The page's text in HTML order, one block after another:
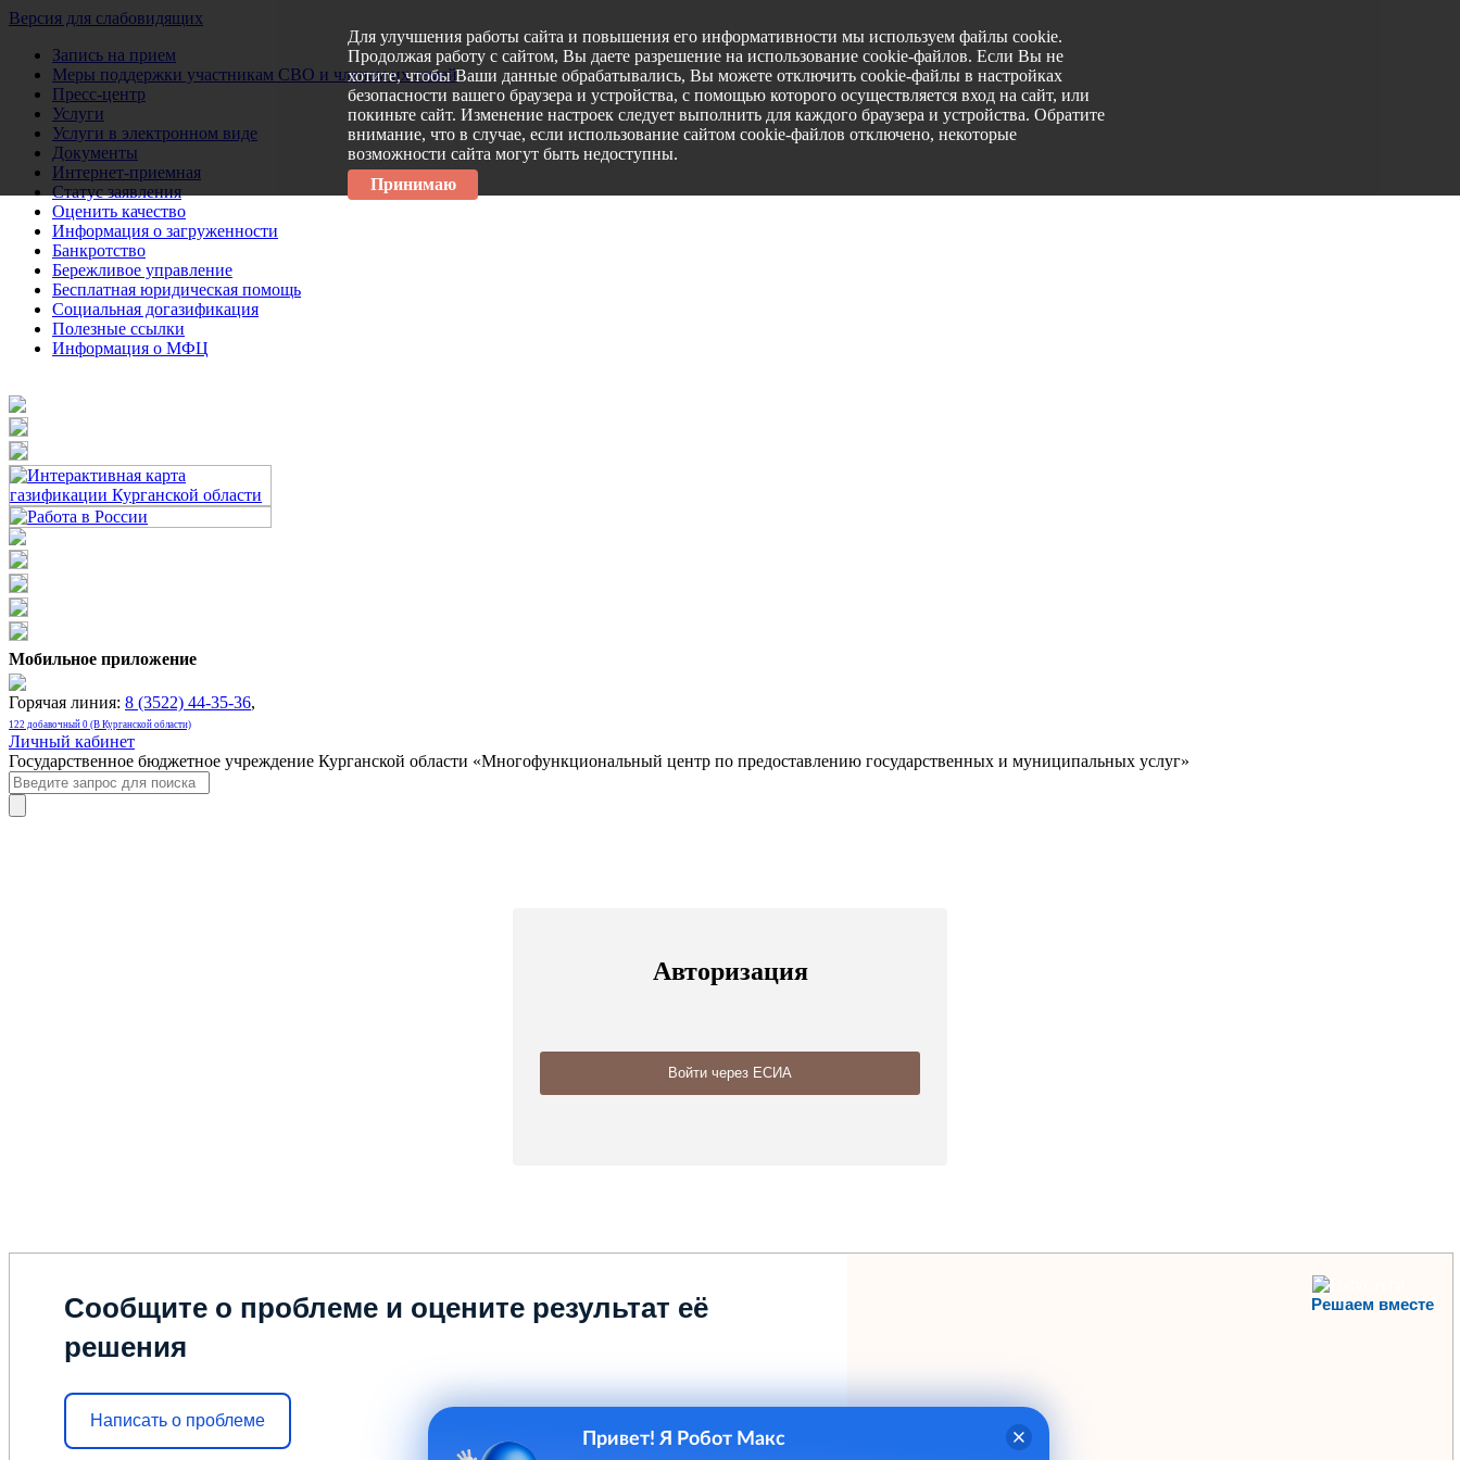
Версия для слабовидящих
Запись на прием
Меры поддержки участникам СВО и членам их семей
Пресс-центр
Услуги
Услуги в электронном виде
Документы
Интернет-приемная
Статус заявления
Оценить качество
Информация о загруженности
Банкротство
Бережливое управление
Бесплатная юридическая помощь
Социальная догазификация
Полезные ссылки
Информация о МФЦ
Мобильное приложение
Горячая линия: 8 (3522) 44-35-36,
122 добавочный 0 (В Курганской области)
Личный кабинет
Государственное бюджетное учреждение Курганской области «Многофункциональный центр по предоставлению государственных и муниципальных услуг»
Авторизация
Решаем вместе
Сообщите о проблеме и оцените результат её
решения
Написать о проблеме
Для улучшения работы сайта и повышения его информативности мы используем файлы cookie.
Продолжая работу с сайтом, Вы даете разрешение на использование cookie-файлов. Если Вы не
хотите, чтобы Ваши данные обрабатывались, Вы можете отключить cookie-файлы в настройках
безопасности вашего браузера и устройства, с помощью которого осуществляется вход на сайт, или
покиньте сайт. Изменение настроек следует выполнить для каждого браузера и устройства. Обратите
внимание, что в случае, если использование сайтом cookie-файлов отключено, некоторые
возможности сайта могут быть недоступны.
Принимаю
Привет! Я Робот Макс